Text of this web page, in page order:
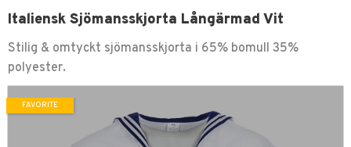
Italiensk Sjömansskjorta Långärmad Vit
Stilig & omtyckt sjömansskjorta i 65% bomull 35%
polyester.
FAVORITE